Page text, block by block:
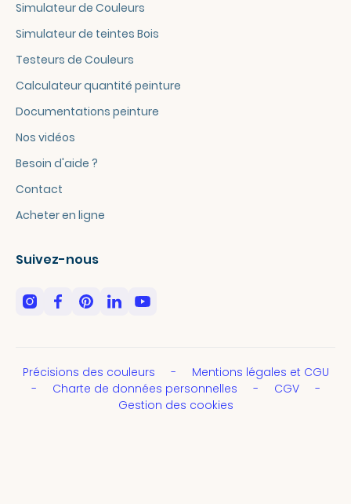
Simulateur de Couleurs
Simulateur de teintes Bois
Testeurs de Couleurs
Calculateur quantité peinture
Documentations peinture
Nos vidéos
Besoin d'aide ?
Contact
Acheter en ligne
Suivez-nous
Précisions des couleurs
Mentions légales et CGU
Charte de données personnelles
CGV
Gestion des cookies